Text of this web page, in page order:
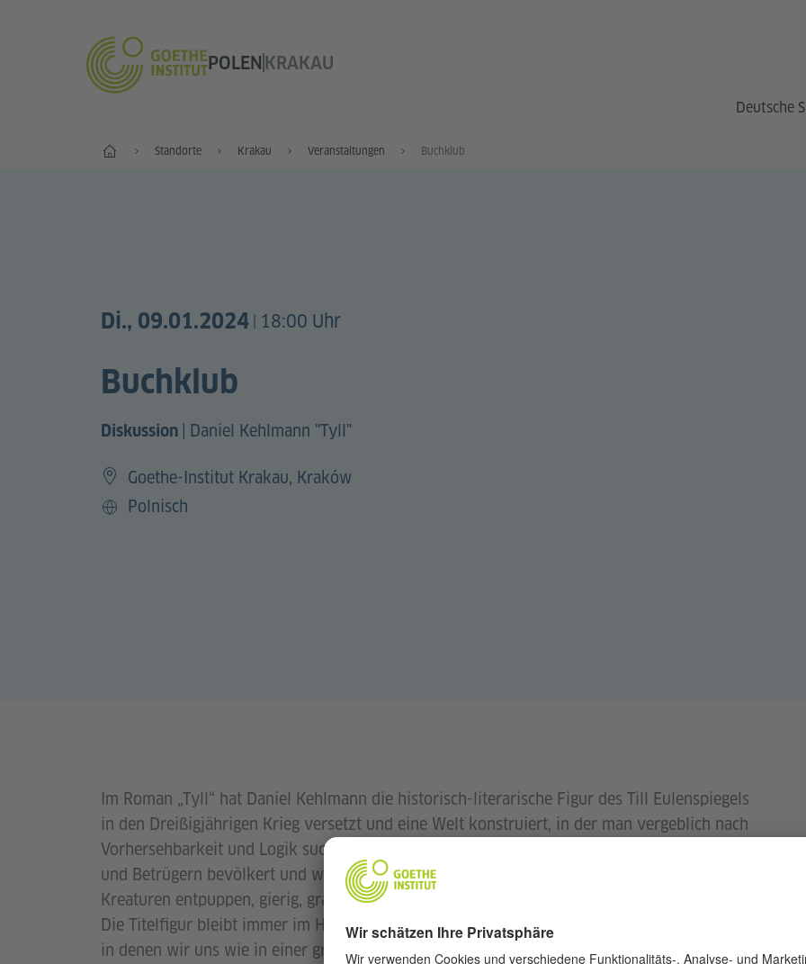
POLEN KRAKAU
Deutsche
Start Standorte Krakau Veranstaltungen Buchklub
Di., 09.01.2024 18:00 Uhr
Buchklub
Diskussion Daniel Kehlmann "Tyll"
Goethe-Institut Krakau, Kraków
Sprache
Polnisch
Im Roman „Tyll“ hat Daniel Kehlmann die historisch-literarische Figur des Till Eulenspiegels
in den Dreißigjährigen Krieg versetzt und eine Welt konstruiert, in der man vergeblich nach
Vorhersehbarkeit und Logik sucht. Diese Welt ist von Besessenen, Verrückten, Fanatikern
und Betrügern bevölkert und wird von Menschen regiert, die sich aus der Nähe als kleine
Kreaturen entpuppen, gierig, grausam, gefährlich, lustig und beängstigend zugleich.
Die Titelfigur bleibt immer im Hintergrund, als Beobachter und Katalysator von Ereignissen,
in denen wir uns wie in einer großen Metapher sehen können. Das Faszinierende an